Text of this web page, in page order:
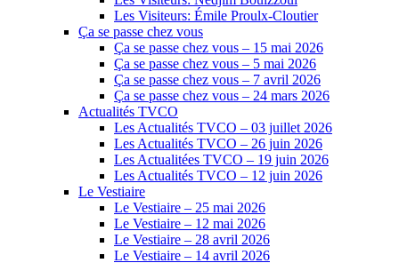
Les Visiteurs: Émile Proulx-Cloutier
Ça se passe chez vous
Ça se passe chez vous – 15 mai 2026
Ça se passe chez vous – 5 mai 2026
Ça se passe chez vous – 7 avril 2026
Ça se passe chez vous – 24 mars 2026
Actualités TVCO
Les Actualités TVCO – 03 juillet 2026
Les Actualités TVCO – 26 juin 2026
Les Actualitées TVCO – 19 juin 2026
Les Actualités TVCO – 12 juin 2026
Le Vestiaire
Le Vestiaire – 25 mai 2026
Le Vestiaire – 12 mai 2026
Le Vestiaire – 28 avril 2026
Le Vestiaire – 14 avril 2026